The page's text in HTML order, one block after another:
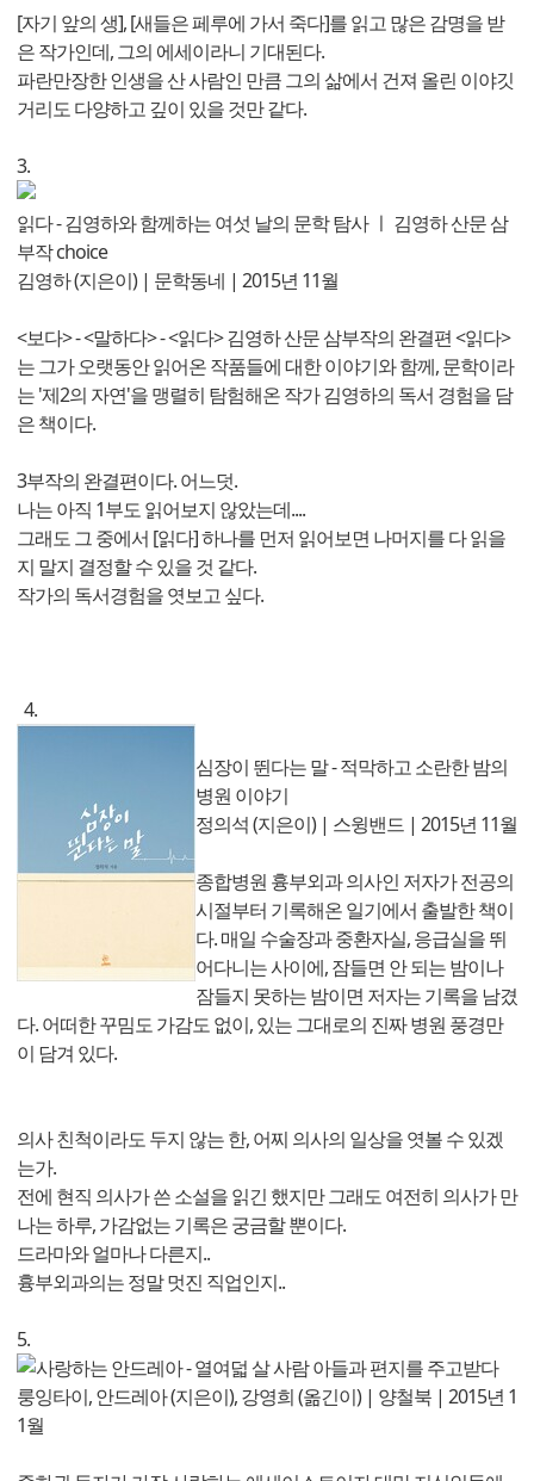
[자기 앞의 생], [새들은 페루에 가서 죽다]를 읽고 많은 감명을 받
은 작가인데, 그의 에세이라니 기대된다.
파란만장한 인생을 산 사람인 만큼 그의 삶에서 건져 올린 이야깃
거리도 다양하고 깊이 있을 것만 같다.
3.
읽다 - 김영하와 함께하는 여섯 날의 문학 탐사 ㅣ 김영하 산문 삼
부작 choice
김영하 (지은이) | 문학동네 | 2015년 11월
<보다> - <말하다> - <읽다> 김영하 산문 삼부작의 완결편 <읽다>
는 그가 오랫동안 읽어온 작품들에 대한 이야기와 함께, 문학이라
는 '제2의 자연'을 맹렬히 탐험해온 작가 김영하의 독서 경험을 담
은 책이다.
3부작의 완결편이다. 어느덧.
나는 아직 1부도 읽어보지 않았는데....
그래도 그 중에서 [읽다] 하나를 먼저 읽어보면 나머지를 다 읽을
지 말지 결정할 수 있을 것 같다.
작가의 독서경험을 엿보고 싶다.
4.
심장이 뛴다는 말 - 적막하고 소란한 밤의
병원 이야기
정의석 (지은이) | 스윙밴드 | 2015년 11월
종합병원 흉부외과 의사인 저자가 전공의
시절부터 기록해온 일기에서 출발한 책이
다. 매일 수술장과 중환자실, 응급실을 뛰
어다니는 사이에, 잠들면 안 되는 밤이나
잠들지 못하는 밤이면 저자는 기록을 남겼
다. 어떠한 꾸밈도 가감도 없이, 있는 그대로의 진짜 병원 풍경만
이 담겨 있다.
의사 친척이라도 두지 않는 한, 어찌 의사의 일상을 엿볼 수 있겠
는가.
전에 현직 의사가 쓴 소설을 읽긴 했지만 그래도 여전히 의사가 만
나는 하루, 가감없는 기록은 궁금할 뿐이다.
드라마와 얼마나 다른지..
흉부외과의는 정말 멋진 직업인지..
5.
사랑하는 안드레아 - 열여덟 살 사람 아들과 편지를 주고받다
룽잉타이, 안드레아 (지은이), 강영희 (옮긴이) | 양철북 | 2015년 1
1월